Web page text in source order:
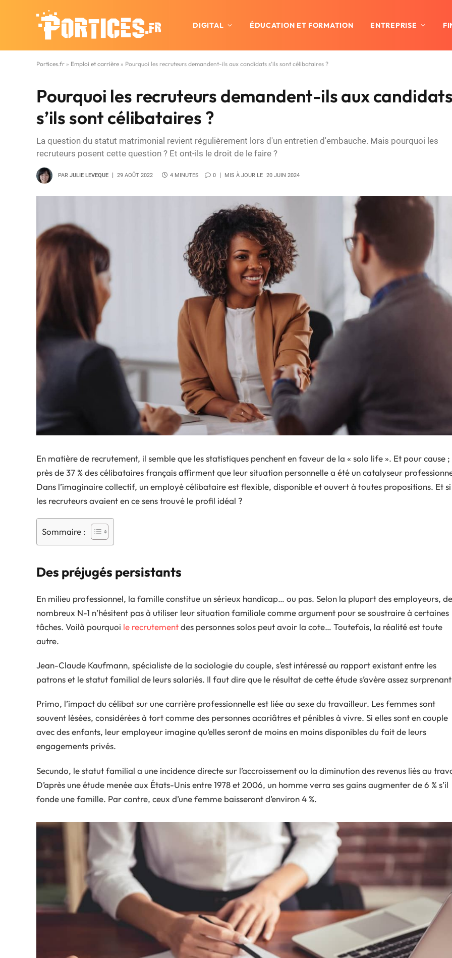
DIGITAL ÉDUCATION ET FORMATION ENTREPRISE
Portices.fr » Emploi et carrière » Pourquoi les recruteurs demandent-ils aux candidats s’ils sont célibataires ?
Pourquoi les recruteurs demandent-ils aux
s’ils sont célibataires ?
La question du statut matrimonial revient régulièrement lors d'un entretien d'embauche. Mais pourquoi les
recruteurs posent cette question ? Et ont-ils le droit de le faire ?
PAR JULIE LEVEQUE 29 AOÛT 2022 4 MINUTES 0 MIS À JOUR LE 20 JUIN 2024
En matière de recrutement, il semble que les statistiques penchent en faveur de la « solo life ». Et pour cause ;
près de 37 % des célibataires français affirment que leur situation personnelle a été un catalyseur
Dans l’imaginaire collectif, un employé célibataire est flexible, disponible et ouvert à toutes propositions. Et si
les recruteurs avaient en ce sens trouvé le profil idéal ?
Sommaire :
Des préjugés persistants
En milieu professionnel, la famille constitue un sérieux handicap… ou pas. Selon la plupart des employeurs, de
nombreux N-1 n’hésitent pas à utiliser leur situation familiale comme argument pour se soustraire à certaines
tâches. Voilà pourquoi le recrutementdes personnes solos peut avoir la cote… Toutefois, la réalité est toute
autre.
Jean-Claude Kaufmann, spécialiste de la sociologie du couple, s’est intéressé au rapport existant entre les
patrons et le statut familial de leurs salariés. Il faut dire que le résultat de cette étude s’avère assez
Primo, l’impact du célibat sur une carrière professionnelle est liée au sexe du travailleur. Les femmes sont
souvent lésées, considérées à tort comme des personnes acariâtres et pénibles à vivre. Si elles sont en couple
avec des enfants, leur employeur imagine qu’elles seront de moins en moins disponibles du fait de leurs
engagements privés.
Secundo, le statut familial a une incidence directe sur l’accroissement ou la diminution des revenus liés au
D’après une étude menée aux États-Unis entre 1978 et 2006, un homme verra ses gains augmenter de 6 % s’il
fonde une famille. Par contre, ceux d’une femme baisseront d’environ 4 %.